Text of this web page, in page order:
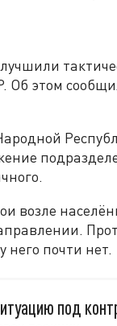
Об этом
возле
него почти нет.
под